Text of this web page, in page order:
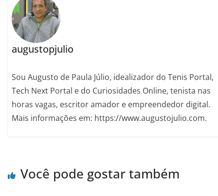
augustopjulio
Sou Augusto de Paula Júlio, idealizador do Tenis Portal,
Tech Next Portal e do Curiosidades Online, tenista nas
horas vagas, escritor amador e empreendedor digital.
Mais informações em: https://www.augustojulio.com.
Você pode gostar também